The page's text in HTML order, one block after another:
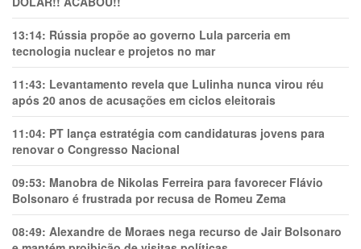
13:14: Rússia propõe ao governo Lula parceria em
tecnologia nuclear e projetos no mar
11:43: Levantamento revela que Lulinha nunca virou réu
após 20 anos de acusações em ciclos eleitorais
11:04: PT lança estratégia com candidaturas jovens para
renovar o Congresso Nacional
09:53: Manobra de Nikolas Ferreira para favorecer Flávio
Bolsonaro é frustrada por recusa de Romeu Zema
08:49: Alexandre de Moraes nega recurso de Jair Bolsonaro